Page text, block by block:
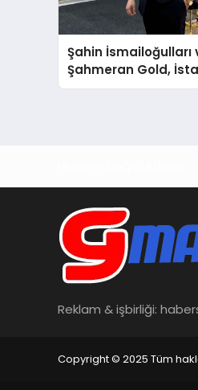
Şahin İsmailoğulları
Şahmeran Gold,
Fuarı’nda Sektöre
Reklam & işbirliği:
Copyright © 2025 Tüm